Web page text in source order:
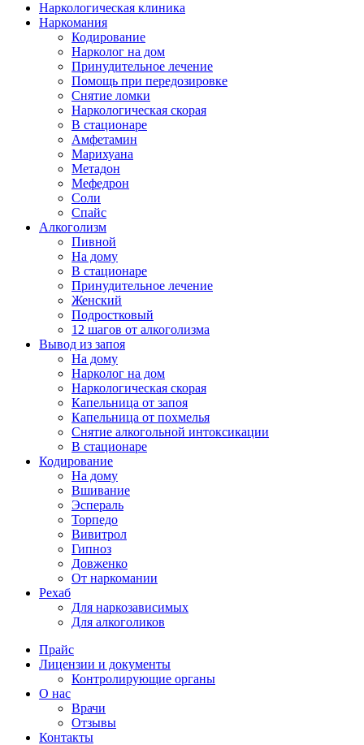
Наркологическая клиника
Наркомания
Кодирование
Нарколог на дом
Принудительное лечение
Помощь при передозировке
Снятие ломки
Наркологическая скорая
В стационаре
Амфетамин
Марихуана
Метадон
Мефедрон
Соли
Спайс
Алкоголизм
Пивной
На дому
В стационаре
Принудительное лечение
Женский
Подростковый
12 шагов от алкоголизма
Вывод из запоя
На дому
Нарколог на дом
Наркологическая скорая
Капельница от запоя
Капельница от похмелья
Снятие алкогольной интоксикации
В стационаре
Кодирование
На дому
Вшивание
Эспераль
Торпедо
Вивитрол
Гипноз
Довженко
От наркомании
Рехаб
Для наркозависимых
Для алкоголиков
Прайс
Лицензии и документы
Контролирующие органы
О нас
Врачи
Отзывы
Контакты